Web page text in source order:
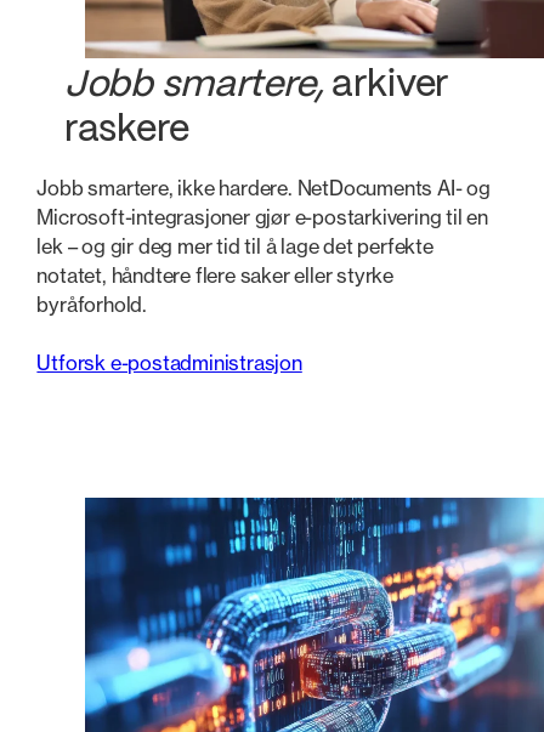
Jobb smartere,arkiver
raskere
Jobb smartere, ikke hardere. NetDocuments AI- og
Microsoft-integrasjoner gjør e-postarkivering til en
lek – og gir deg mer tid til å lage det perfekte
notatet, håndtere flere saker eller styrke
byråforhold.
Utforsk e-postadministrasjon